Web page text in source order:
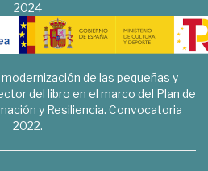
2024
de las pequeñas y
del libro en el marco del Plan de
y Resiliencia. Convocatoria
2022.